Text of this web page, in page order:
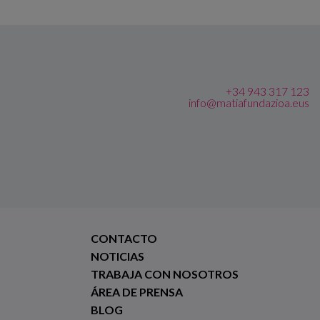
+34 943 317 123
info@matiafundazioa.eus
CONTACTO
NOTICIAS
TRABAJA CON NOSOTROS
ÁREA DE PRENSA
BLOG